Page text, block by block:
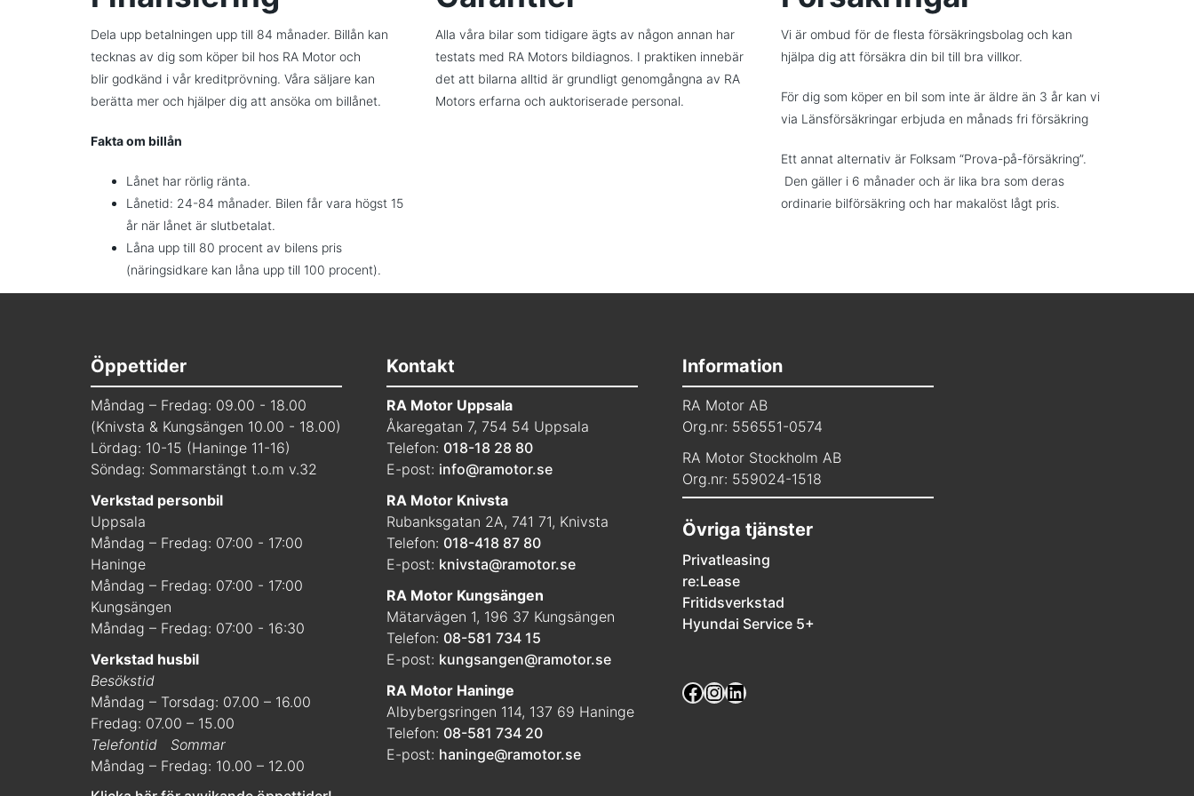
Dela upp betalningen upp till 84 månader. Billån kan
tecknas av dig som köper bil hos RA Motor och
blir godkänd i vår kreditprövning. Våra säljare kan
berätta mer och hjälper dig att ansöka om billånet.
Fakta om billån
Lånet har rörlig ränta.
Lånetid: 24-84 månader. Bilen får vara högst 15
år när lånet är slutbetalat.
Låna upp till 80 procent av bilens pris
(näringsidkare kan låna upp till 100 procent).
Alla våra bilar som tidigare ägts av någon annan har
testats med RA Motors bildiagnos. I praktiken innebär
det att bilarna alltid är grundligt genomgångna av RA
Motors erfarna och auktoriserade personal.
Vi är ombud för de flesta försäkringsbolag och kan
hjälpa dig att försäkra din bil till bra villkor.
För dig som köper en bil som inte är äldre än 3 år kan vi
via Länsförsäkringar erbjuda en månads fri försäkring
Ett annat alternativ är Folksam “Prova-på-försäkring”.
Den gäller i 6 månader och är lika bra som deras
ordinarie bilförsäkring och har makalöst lågt pris.
Öppettider
Måndag – Fredag: 09.00 - 18.00
(Knivsta & Kungsängen 10.00 - 18.00)
Lördag: 10-15 (Haninge 11-16)
Söndag: Sommarstängt t.o.m v.32
Verkstad personbil
Uppsala
Måndag – Fredag: 07:00 - 17:00
Haninge
Måndag – Fredag: 07:00 - 17:00
Kungsängen
Måndag – Fredag: 07:00 - 16:30
Verkstad husbil
Besökstid
Måndag – Torsdag: 07.00 – 16.00
Fredag: 07.00 – 15.00
Telefontid
Sommar
Måndag – Fredag: 10.00 – 12.00
Kontakt
RA Motor Uppsala
Åkaregatan 7, 754 54 Uppsala
Telefon: 018-18 28 80
E-post: info@ramotor.se
RA Motor Knivsta
Rubanksgatan 2A, 741 71, Knivsta
Telefon: 018-418 87 80
E-post: knivsta@ramotor.se
RA Motor Kungsängen
Mätarvägen 1, 196 37 Kungsängen
Telefon: 08-581 734 15
E-post: kungsangen@ramotor.se
RA Motor Haninge
Albybergsringen 114, 137 69 Haninge
Telefon: 08-581 734 20
E-post: haninge@ramotor.se
Information
RA Motor AB
Org.nr: 556551-0574
RA Motor Stockholm AB
Org.nr: 559024-1518
Övriga tjänster
Privatleasing
re:Lease
Fritidsverkstad
Hyundai Service 5+
Facebook
Instagram
LinkedIn